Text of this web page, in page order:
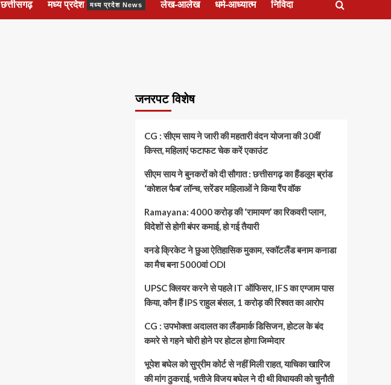
छत्तीसगढ़ मध्य प्रदेश मध्य प्रदेश News लेख-आलेख धर्म-आध्यात्म निविदा
जनरपट विशेष
CG : सीएम साय ने जारी की महतारी वंदन योजना की 30वीं
किस्त, महिलाएं फटाफट चेक करें एकाउंट
सीएम साय ने बुनकरों को दी सौगात : छत्तीसगढ़ का हैंडलूम ब्रांड
‘कोशल फैब’ लॉन्च, सरेंडर महिलाओं ने किया रैंप वॉक
Ramayana: 4000 करोड़ की ‘रामायण’ का रिकवरी प्लान,
विदेशों से होगी बंपर कमाई, हो गई तैयारी
वनडे क्रिकेट ने छुआ ऐतिहासिक मुकाम, स्कॉटलैंड बनाम कनाडा
का मैच बना 5000वां ODI
UPSC क्लियर करने से पहले IT ऑफिसर, IFS का एग्जाम पास
किया, कौन हैं IPS राहुल बंसल, 1 करोड़ की रिश्वत का आरोप
CG : उपभोक्ता अदालत का लैंडमार्क डिसिजन, होटल के बंद
कमरे से गहने चोरी होने पर होटल होगा जिम्मेदार
भूपेश बघेल को सुप्रीम कोर्ट से नहीं मिली राहत, याचिका खारिज
की मांग ठुकराई, भतीजे विजय बघेल ने दी थी विधायकी को चुनौती